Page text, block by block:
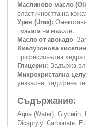
Маслиново масло
еластичността на
Урея (Urea):
появата на мазоли.
Масло от авокадо:
Хиалуронова
професионална
Глицерин: Задържа
Микрокристална
уникална, кадифена
Съдържание:
Aqua (Water), Glycerin,
Dicaprylyl Carbonate,